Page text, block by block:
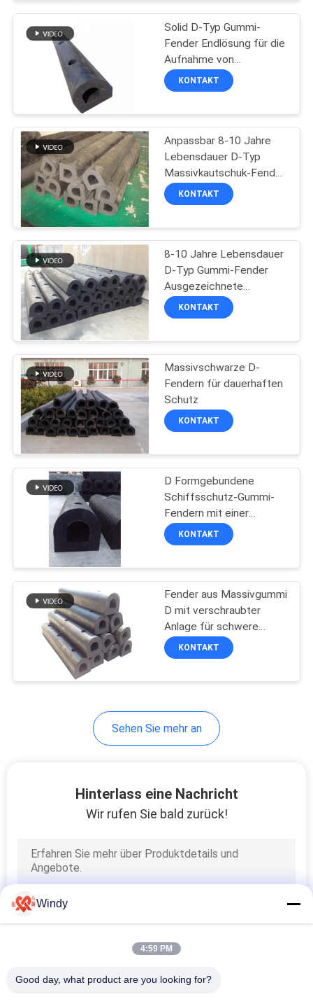
NACHRICHTEN
SITEMAP
PRIVACY
POLICY
Marinegummiairbags
Schiffs-startende
Airbags
51
Marine Salvage
Airbags
Schäumen gefüllte
Fender
D-Gummipuffer
31
Marine Rubber
Zylinderförmige
Gummipuffer
Solid D-Typ Gummi-
Fender Endlösung für die
Aufnahme von
Aufprallenergie
KONTAKT
Anpassbar 8-10 Jahre
Lebensdauer D-Typ
Massivkautschuk-Fender
für den Schutz der
Meere
KONTAKT
8-10 Jahre Lebensdauer
D-Typ Gummi-Fender
Ausgezeichnete
Wetterbeständigkeit für
die Aufnahme von
KONTAKT
Massivschwarze D-
Fendern für dauerhaften
Schutz
KONTAKT
D Formgebundene
Schiffsschutz-Gummi-
Fendern mit einer
Lebensdauer von 8-10
Jahren
KONTAKT
Fender aus Massivgummi
D mit verschraubter
Anlage für schwere
Lasten
KONTAKT
Sehen Sie mehr an
Hinterlass eine Nachricht
Wir rufen Sie bald zurück!
Windy
4:59 PM
Good day, what product are you looking for?